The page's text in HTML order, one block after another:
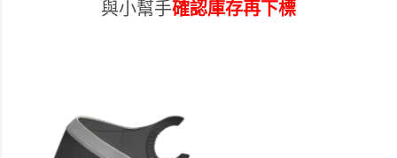
與小幫手確認庫存再下標